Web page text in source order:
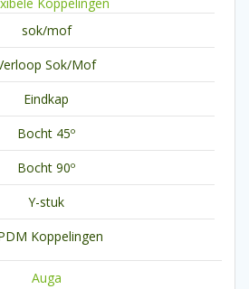
sok/mof
Sok/Mof
Eindkap
Bocht 45º
Bocht 90º
Y-stuk
Koppelingen
Auga